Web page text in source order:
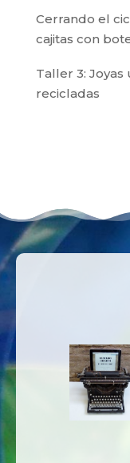
Cerrando el
cajitas con
Taller 3: Joyas
recicladas